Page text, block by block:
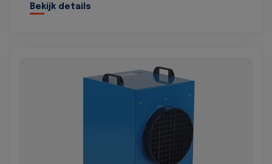
Bekijk details